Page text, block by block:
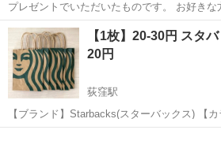
プレゼントでいただいたものです。 お好きな
東京 杉並区 荻窪駅 その他 ド
【1枚】20-30円 スタ
20円
荻窪駅
【ブランド】Starbacks(スターバックス) 【カ
ン 【サイズ】FREE 【参考価格】非売品 シールや破れあり→1枚20円